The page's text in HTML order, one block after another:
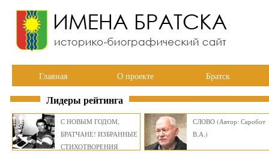
Главная О проекте Братск
Лидеры рейтинга
С НОВЫМ ГОДОМ,
БРАТЧАНЕ! ИЗБРАННЫЕ
СТИХОТВОРЕНИЯ
СЛОВО (Автор: Скробот
В.А.)